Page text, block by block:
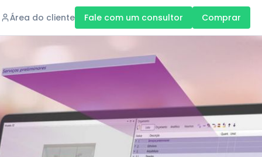
Área do cliente Fale com um consultor Comprar